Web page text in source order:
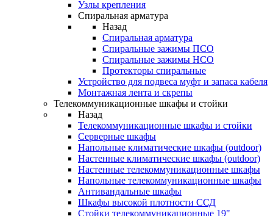
Узлы крепления
Спиральная арматура
Назад
Спиральная арматура
Спиральные зажимы ПСО
Спиральные зажимы НСО
Протекторы спиральные
Устройство для подвеса муфт и запаса кабеля
Монтажная лента и скрепы
Телекоммуникационные шкафы и стойки
Назад
Телекоммуникационные шкафы и стойки
Серверные шкафы
Напольные климатические шкафы (outdoor)
Настенные климатические шкафы (outdoor)
Настенные телекоммуникационные шкафы
Напольные телекоммуникационные шкафы
Антивандальные шкафы
Шкафы высокой плотности ССД
Стойки телекоммуникационные 19"